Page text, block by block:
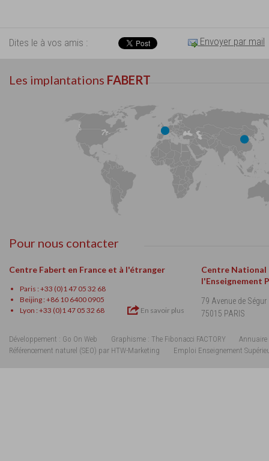
Dites le à vos amis : Envoyer par mail
Les implantations FABERT
Pour nous contacter
Centre Fabert en France et à l'étranger
Paris : +33 (0)1 47 05 32 68
Beijing : +86 10 6400 0905
Lyon : +33 (0)1 47 05 32 68
En savoir plus
Centre National
l'Enseignement
79 Avenue de Ségur
75015 PARIS
Développement : Go On Web Graphisme : The Fibonacci FACTORY
Annuaire
Référencement naturel (SEO) par HTW-Marketing
Emploi Enseignement